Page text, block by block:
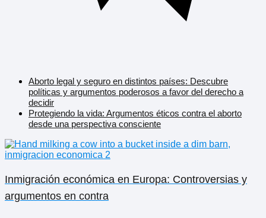
Aborto legal y seguro en distintos países: Descubre
políticas y argumentos poderosos a favor del derecho a
decidir
Protegiendo la vida: Argumentos éticos contra el aborto
desde una perspectiva consciente
Inmigración económica en Europa: Controversias y
argumentos en contra